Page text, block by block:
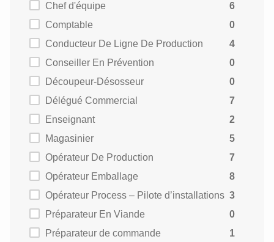
Chef d'équipe
6
Comptable
0
Conducteur De Ligne De Production
4
Conseiller En Prévention
0
Découpeur-Désosseur
0
Délégué Commercial
7
Enseignant
2
Magasinier
5
Opérateur De Production
7
Opérateur Emballage
8
Opérateur Process – Pilote d’installations 3
Préparateur En Viande
0
Préparateur de commande
1